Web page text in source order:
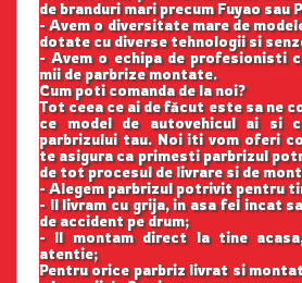
de branduri mari precum Fuyao sau
- Avem o diversitate mare de
dotate cu diverse tehnologii si
- Avem o echipa de profesionisti
mii de parbrize montate.
Cum poti comanda de la noi?
Tot ceea ce ai de făcut este sa ne
ce model de autovehicul ai si
parbrizului tau. Noi iti vom oferi
te asigura ca primesti parbrizul
de tot procesul de livrare si de
- Alegem parbrizul potrivit pentru
- Il livram cu grija, in asa fel incat
de accident pe drum;
- Il montam direct la tine
atentie;
Pentru orice parbriz livrat si